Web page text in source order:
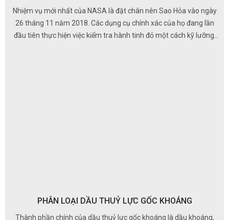
Nhiệm vụ mới nhất của NASA là đặt chân nên Sao Hỏa vào ngày
26 tháng 11 năm 2018. Các dụng cụ chính xác của họ đang lần
đầu tiên thực hiện việc kiểm tra hành tinh đỏ một cách kỹ lưỡng.
PHÂN LOẠI DẦU THUỶ LỰC GỐC KHOÁNG
Thành phần chính của dầu thuỷ lực gốc khoáng là dầu khoáng,